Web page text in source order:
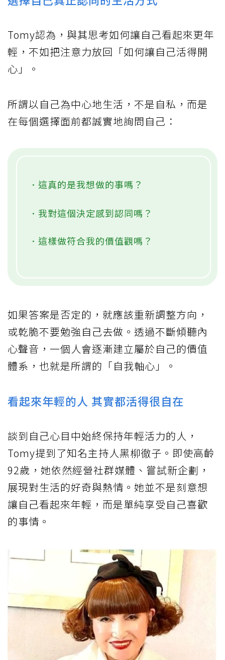
Tomy認為，與其思考如何讓自己看起來更年
輕，不如把注意力放回「如何讓自己活得開
心」。
所謂以自己為中心地生活，不是自私，而是
在每個選擇面前都誠實地詢問自己：
．這真的是我想做的事嗎？
．我對這個決定感到認同嗎？
．這樣做符合我的價值觀嗎？
如果答案是否定的，就應該重新調整方向，
或乾脆不要勉強自己去做。透過不斷傾聽內
心聲音，一個人會逐漸建立屬於自己的價值
體系，也就是所謂的「自我軸心」。
看起來年輕的人 其實都活得很自在
談到自己心目中始終保持年輕活力的人，
Tomy提到了知名主持人黑柳徹子。即使高齡
92歲，她依然經營社群媒體、嘗試新企劃，
展現對生活的好奇與熱情。她並不是刻意想
讓自己看起來年輕，而是單純享受自己喜歡
的事情。